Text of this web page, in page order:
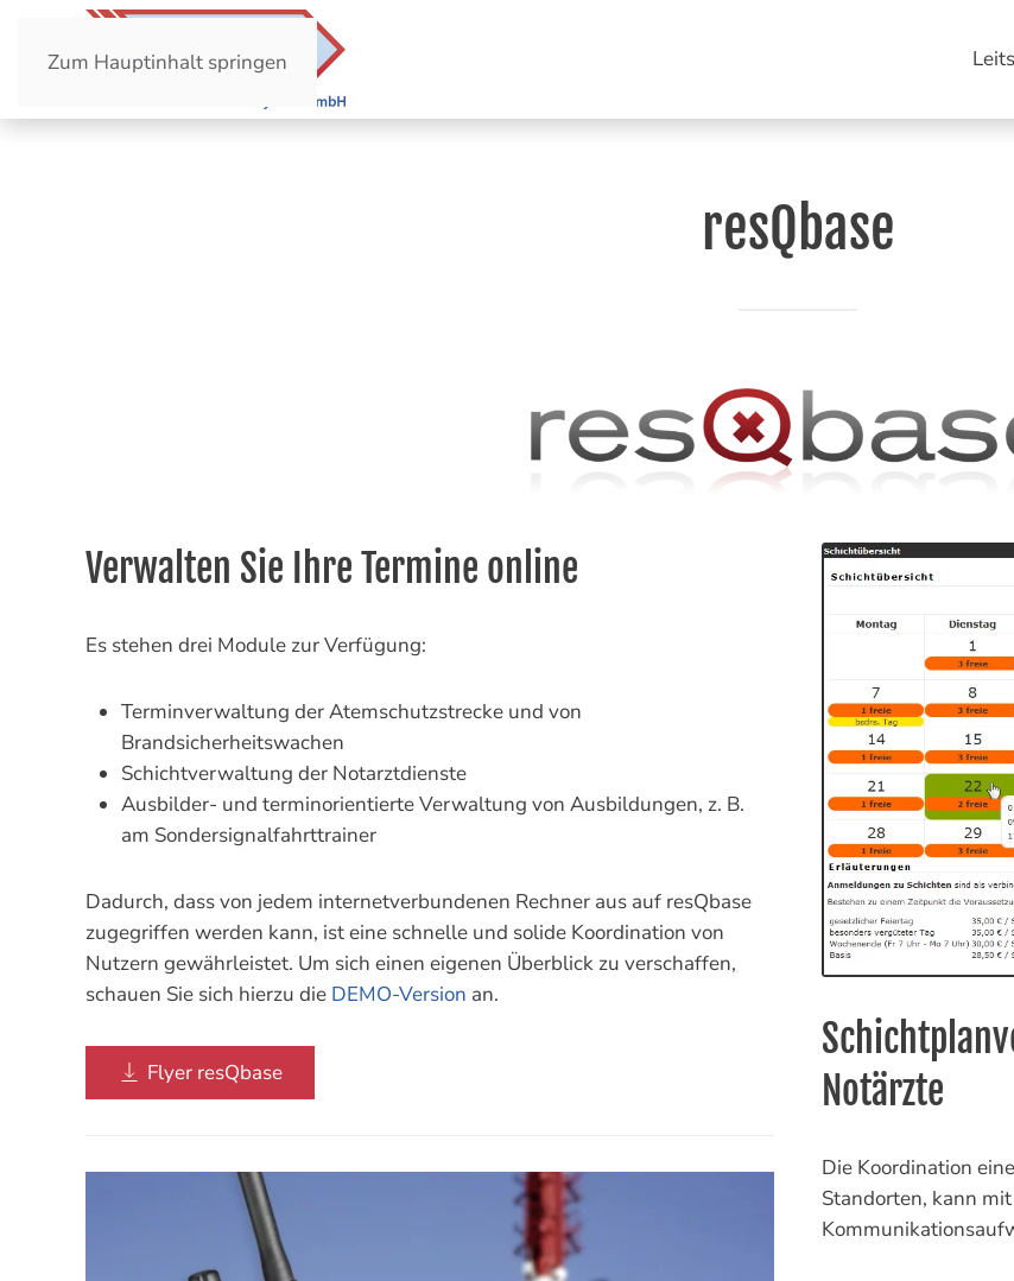
Zum Hauptinhalt springen
resQbase
Verwalten Sie Ihre Termine online
Es stehen drei Module zur Verfügung:
Terminverwaltung der Atemschutzstrecke und von
Brandsicherheitswachen
Schichtverwaltung der Notarztdienste
Ausbilder- und terminorientierte Verwaltung von Ausbildungen, z. B.
am Sondersignalfahrttrainer
Dadurch, dass von jedem internetverbundenen Rechner aus auf resQbase
zugegriffen werden kann, ist eine schnelle und solide Koordination von
Nutzern gewährleistet. Um sich einen eigenen Überblick zu verschaffen,
schauen Sie sich hierzu die DEMO-Version an.
Flyer resQbase
Notärzte
Die Koordination
Standorten, kann